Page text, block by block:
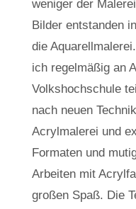
weniger der
Bilder entstanden
die
ich regelmäßig an
Volkshochschule
nach neuen
Acrylmalerei und
Formaten und
Arbeiten mit
großen Spaß. Die